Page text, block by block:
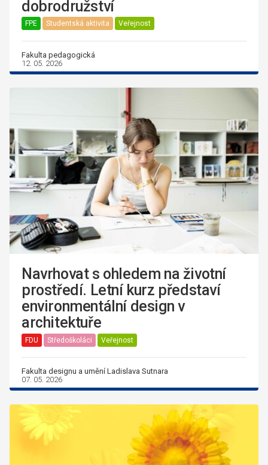
dobrodružství
FPE Studentská aktivita Veřejnost
Fakulta pedagogická
12. 05. 2026
Navrhovat s ohledem na životní
prostředí. Letní kurz představí
environmentální design v
architektuře
FDU Středoškoláci Veřejnost
Fakulta designu a umění Ladislava Sutnara
07. 05. 2026